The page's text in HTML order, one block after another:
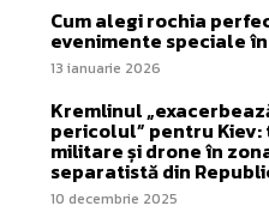
Cum alegi rochia
evenimente speciale
13 ianuarie 2026
Kremlinul
pericolul” pentru Kiev:
militare și drone în
separatistă din
10 decembrie 2025